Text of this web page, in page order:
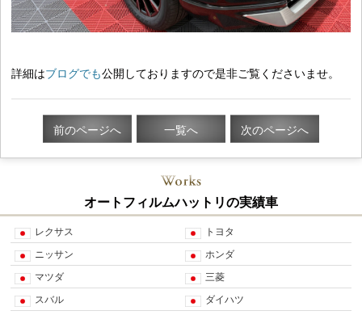
詳細はブログでも公開しておりますので是非ご覧くださいませ。
前のページへ 一覧へ 次のページへ
オートフィルムハットリの実績車
レクサス
トヨタ
ニッサン
ホンダ
マツダ
三菱
スバル
ダイハツ